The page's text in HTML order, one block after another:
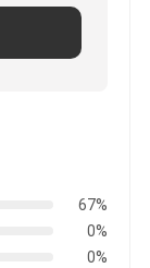
67%
0%
0%